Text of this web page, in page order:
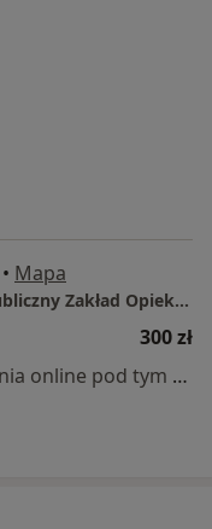
• Mapa
Przedsiębiorstwo Lecznicze Niepubliczny Zakład Opieki Zdrowotnej Mental Punkt sp. z o.o.
300 zł
Specjalista nie oferuje umawiania online pod tym adresem.